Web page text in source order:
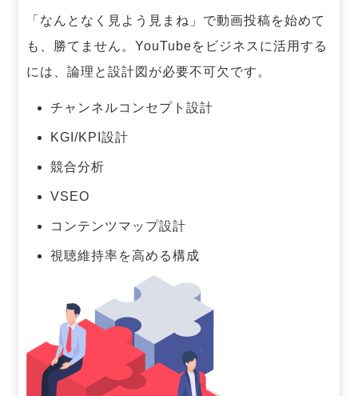
「なんとなく見よう見まね」で動画投稿を始めて
も、勝てません。 YouTubeをビジネスに活用する
には、論理と設計図が必要不可欠です。
チャンネルコンセプト設計
KGI/KPI設計
競合分析
VSEO
コンテンツマップ設計
視聴維持率を高める構成